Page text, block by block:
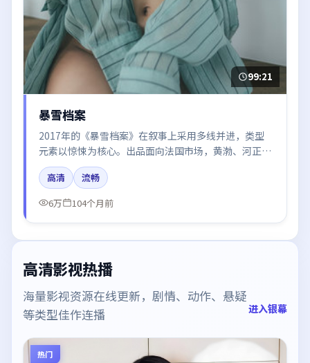
99:21
暴雪档案
2017年的《暴雪档案》在叙事上采用多线并进，类型
元素以惊悚为核心。出品面向法国市场，黄渤、河正
宇、肖战、章子怡、倪妮所饰角色推动关键反转，结尾
留白引发讨论。
高清
流畅
6万
104个月前
高清影视热播
海量影视资源在线更新，剧情、动作、悬疑
等类型佳作连播
进入银幕
热门